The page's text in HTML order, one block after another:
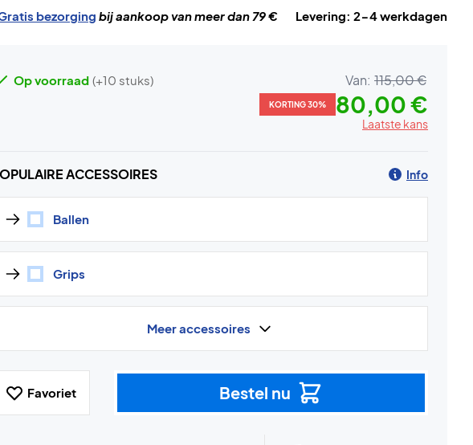
bezorging bij aankoop van meer dan 79 € Levering: 2-4 werkdagen
Op voorraad (+10 stuks) Van: 115,00 €
KORTING 30% 80,00 €
Laatste kans
ACCESSOIRES Info
Ballen
Grips
Meer accessoires
Favoriet Bestel nu